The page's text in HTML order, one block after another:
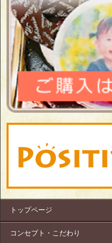
トップページ
コンセプト・こだわり